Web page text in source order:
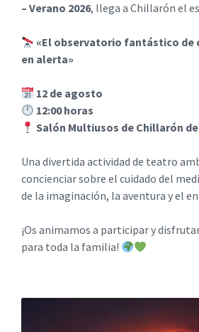
– Verano 2026, llega a Chillarón el
«El observatorio fantástico de
en alerta»
12 de agosto
12:00 horas
Salón Multiusos de Chillarón de
Una divertida actividad de teatro
concienciar sobre el cuidado del
de la imaginación, la aventura y el
¡Os animamos a participar y
para toda la familia!